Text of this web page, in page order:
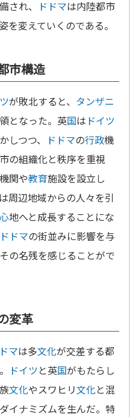
され、 ドドマは内陸都市
を変えていくのである。
市構造
が敗北すると、 タンザニ
となった。英国は ドイツ
しつつ、 ドドマの行政機
の組織化と秩序を重視
機関や教育施設を設立し
は周辺地域からの人々を引
心地へと成長することにな
ドドマの街並みに影響を与
の名残を感じることがで
変革
マは多文化が交差する都
ドイツと英国がもたらし
文化やスワヒリ文化と混
イナミズムを生んだ。特